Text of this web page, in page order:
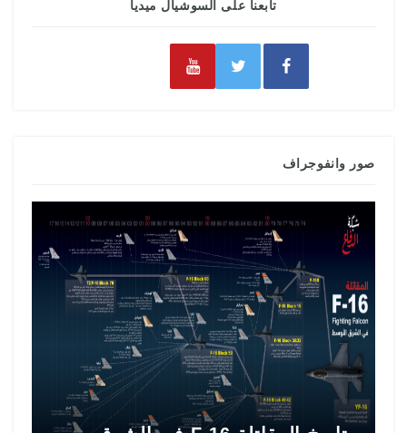
تابعنا على السوشيال ميديا
صور وانفوجراف